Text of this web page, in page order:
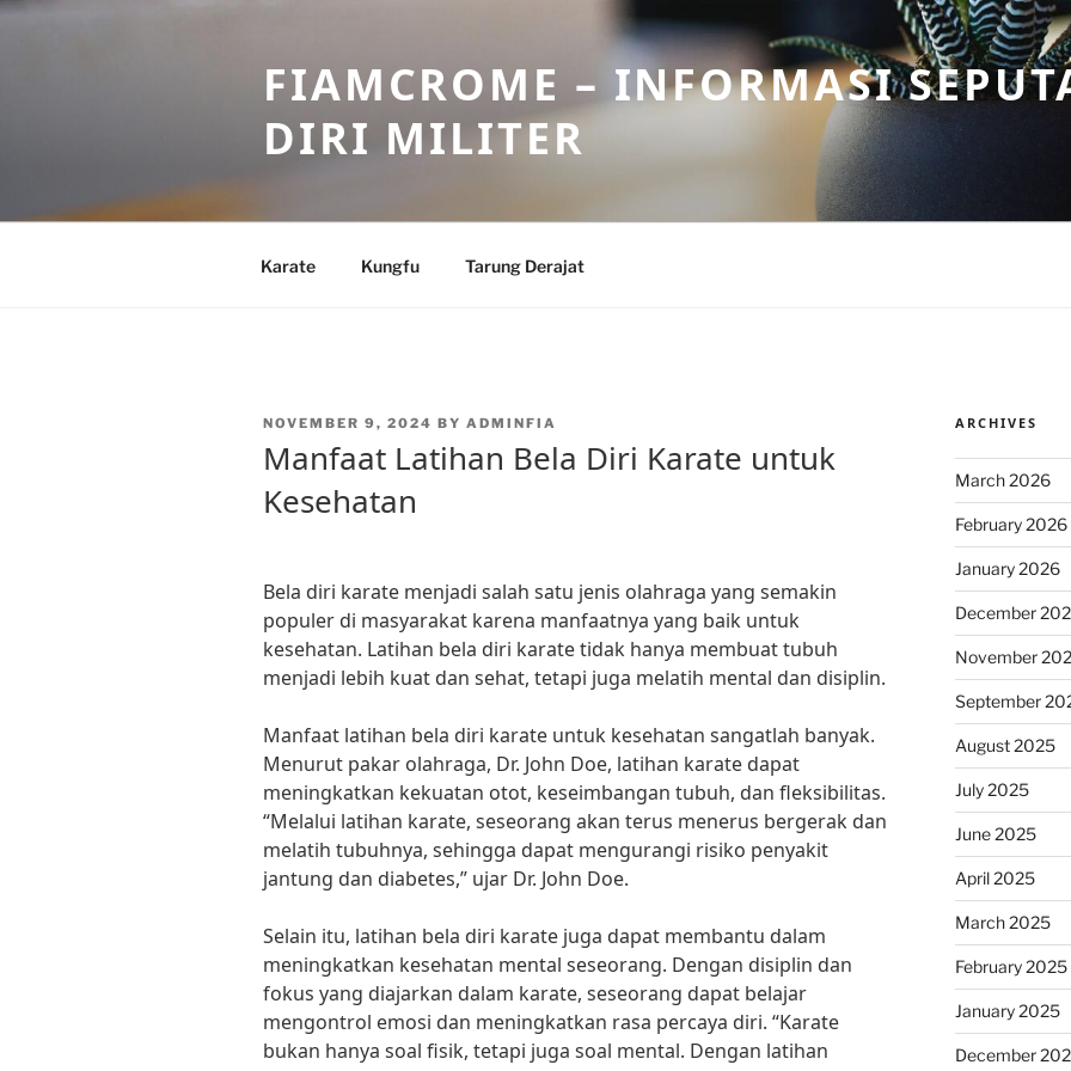
Skip
FIAMCROME – INFORMASI
DIRI MILITER
Karate Kungfu Tarung Derajat
POSTED
NOVEMBER 9, 2024 BY ADMINFIA
Manfaat Latihan Bela Diri Karate untuk
Kesehatan
Bela diri karate menjadi salah satu jenis olahraga yang semakin
populer di masyarakat karena manfaatnya yang baik untuk
kesehatan. Latihan bela diri karate tidak hanya membuat tubuh
menjadi lebih kuat dan sehat, tetapi juga melatih mental dan disiplin.
Manfaat latihan bela diri karate untuk kesehatan sangatlah banyak.
Menurut pakar olahraga, Dr. John Doe, latihan karate dapat
meningkatkan kekuatan otot, keseimbangan tubuh, dan fleksibilitas.
“Melalui latihan karate, seseorang akan terus menerus bergerak dan
melatih tubuhnya, sehingga dapat mengurangi risiko penyakit
jantung dan diabetes,” ujar Dr. John Doe.
Selain itu, latihan bela diri karate juga dapat membantu dalam
meningkatkan kesehatan mental seseorang. Dengan disiplin dan
fokus yang diajarkan dalam karate, seseorang dapat belajar
mengontrol emosi dan meningkatkan rasa percaya diri. “Karate
bukan hanya soal fisik, tetapi juga soal mental. Dengan latihan
ARCHIVES
March 2026
February 2026
January 2026
December
November
September
August 2025
July 2025
June 2025
April 2025
March 2025
February 2025
January 2025
December